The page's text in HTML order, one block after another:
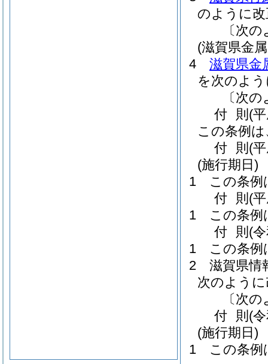
のように
〔次
(滋賀県金
4
滋賀県金
を次のよ
〔次
付 則 (
この条例
付 則 (
(施行期日)
1
この条例
付 則 (
1
この条例
付 則 (
1
この条例
2
滋賀県情
次のよう
〔次
付 則 (
(施行期日)
1
この条例